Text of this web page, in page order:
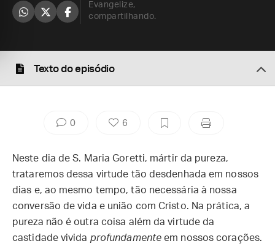
Evangelize,
compartilhando.
Texto do episódio
0 6
Neste dia de S. Maria Goretti, mártir da pureza,
trataremos dessa virtude tão desdenhada em nossos
dias e, ao mesmo tempo, tão necessária à nossa
conversão de vida e união com Cristo. Na prática, a
pureza não é outra coisa além da virtude da
castidade vivida profundamente em nossos corações.